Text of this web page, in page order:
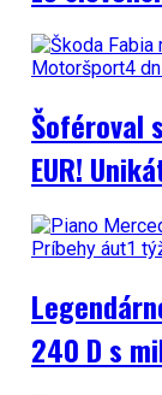
Motoršport4
Šoféroval
EUR!
Príbehy áut1
240 D s